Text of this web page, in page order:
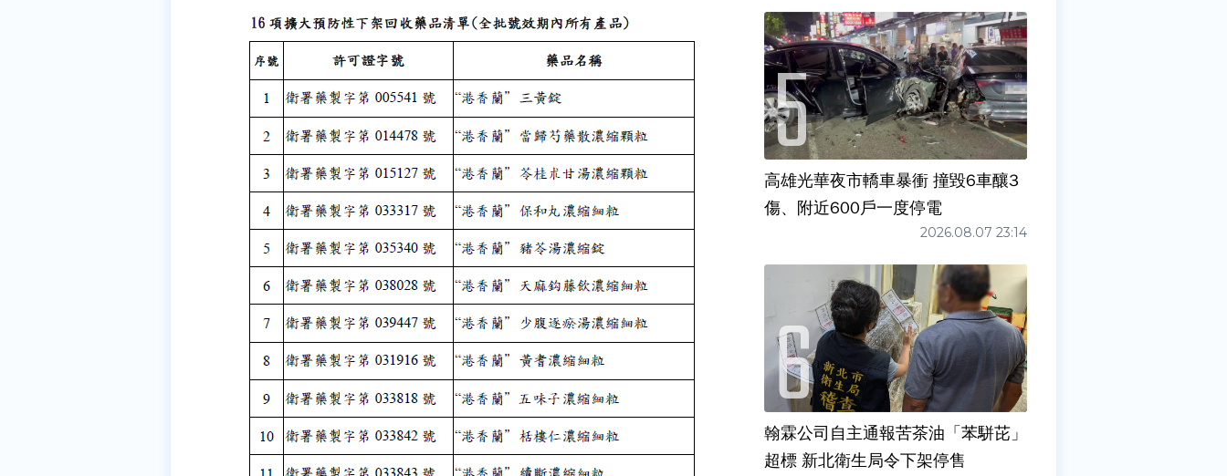
高雄光華夜市轎車暴衝 撞毀6車釀3
傷、附近600戶一度停電
2026.08.07 23:14
翰霖公司自主通報苦茶油「苯駢芘」
超標 新北衛生局令下架停售